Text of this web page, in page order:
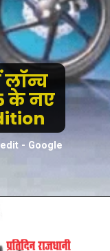
के नए
- Google